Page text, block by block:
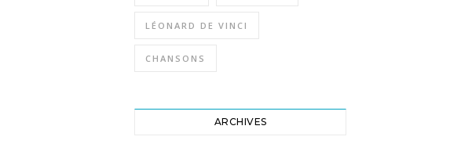
LÉONARD DE VINCI
CHANSONS
ARCHIVES